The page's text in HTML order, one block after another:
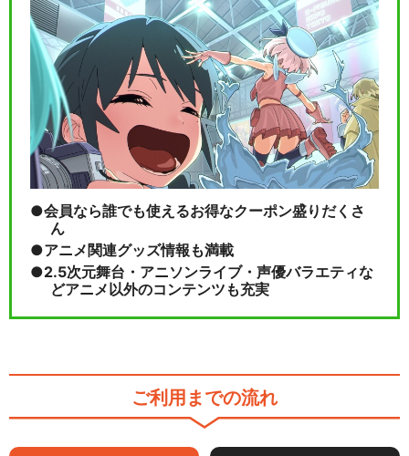
会員なら誰でも使えるお得なクーポン盛りだくさ
ん
アニメ関連グッズ情報も満載
2.5次元舞台・アニソンライブ・声優バラエティな
どアニメ以外のコンテンツも充実
ご利用までの流れ